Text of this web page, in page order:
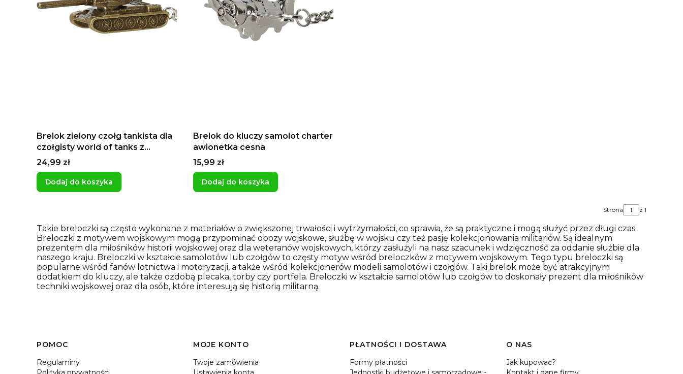
Brelok zielony czołg tankista dla
czołgisty world of tanks z
obrotową lufą ruchomą
wieżyczką prezent dla gracza w
grę
Cena
24,99 zł
Dodaj do koszyka
Brelok do kluczy samolot charter
awionetka cesna
Cena
15,99 zł
Dodaj do koszyka
Strona z 1
Takie breloczki są często wykonane z materiałów o zwiększonej trwałości i wytrzymałości, co sprawia, że są praktyczne i mogą służyć przez długi czas.
Breloczki z motywem wojskowym mogą przypominać obozy wojskowe, służbę w wojsku czy też pasję kolekcjonowania militariów. Są idealnym
prezentem dla miłośników historii wojskowej oraz dla weteranów wojskowych, którzy zasłużyli na nasz szacunek i wdzięczność za oddanie służbie dla
naszego kraju. Breloczki w kształcie samolotów lub czołgów to częsty motyw wśród breloczków z motywem wojskowym. Tego typu breloczki są
popularne wśród fanów lotnictwa i motoryzacji, a także wśród kolekcjonerów modeli samolotów i czołgów. Taki brelok może być atrakcyjnym
dodatkiem do kluczy, ale także ozdobą plecaka, torby czy portfela. Breloczki w kształcie samolotów lub czołgów to doskonały prezent dla miłośników
techniki wojskowej oraz dla osób, które interesują się historią militarną.
Linki w stopce
POMOC
Regulaminy
MOJE KONTO
Twoje zamówienia
PŁATNOŚCI I DOSTAWA
Formy płatności
O NAS
Jak kupować?